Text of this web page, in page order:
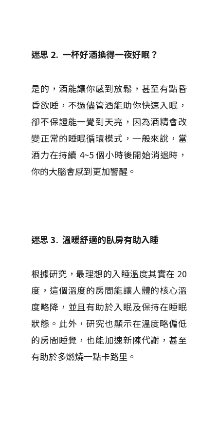
迷思 2. 一杯好酒換得一夜好眠？
是的，酒能讓你感到放鬆，甚至有點昏
昏欲睡，不過儘管酒能助你快速入眠，
卻不保證能一覺到天亮，因為酒精會改
變正常的睡眠循環模式，一般來說，當
酒力在持續 4~5 個小時後開始消退時，
你的大腦會感到更加警醒。
迷思 3. 溫暖舒適的臥房有助入睡
根據研究，最理想的入睡溫度其實在 20
度，這個溫度的房間能讓人體的核心溫
度略降，並且有助於入眠及保持在睡眠
狀態。此外，研究也顯示在溫度略偏低
的房間睡覺，也能加速新陳代謝，甚至
有助於多燃燒一點卡路里。